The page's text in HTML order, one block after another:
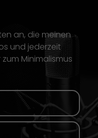
an, die meinen
und jederzeit
Minimalismus